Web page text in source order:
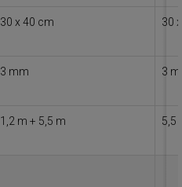
30 x 40 cm 30
3 mm 3
1,2 m + 5,5 m 5,5